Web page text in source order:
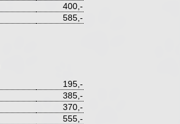
400,-
585,-
195,-
385,-
370,-
555,-